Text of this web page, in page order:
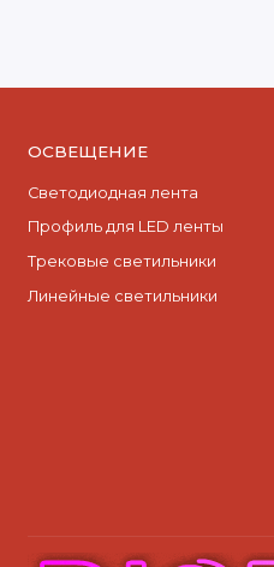
ОСВЕЩЕНИЕ
Светодиодная лента
Профиль для LED ленты
Трековые светильники
Линейные светильники